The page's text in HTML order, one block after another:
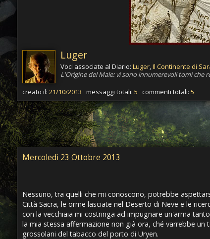
Luger
Voci associate al Diario: Luger,Il Continente di
L'Origine del Male: vi sono innumerevoli tomi che
creato il: 21/10/2013 messaggi totali: 5 commenti totali: 5
Mercoledì 23 Ottobre 2013
Nessuno, tra quelli che mi conoscono, potrebbe
Città Sacra, le orme lasciate nel Deserto di Neve e le
con la vecchiaia mi costringa ad impugnare un'arma
la mia stessa affermazione non già ora, ché varrebbe
grossolani del tabacco del porto di Uryen.